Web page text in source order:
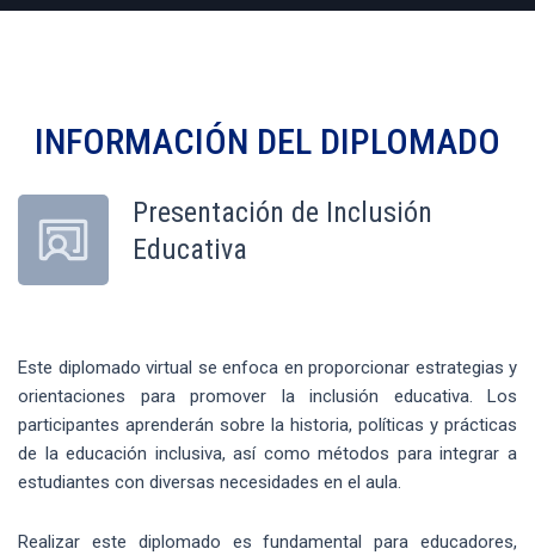
INFORMACIÓN DEL DIPLOMADO
Presentación de Inclusión
Educativa
Este diplomado virtual se enfoca en proporcionar estrategias y
orientaciones para promover la inclusión educativa. Los
participantes aprenderán sobre la historia, políticas y prácticas
de la educación inclusiva, así como métodos para integrar a
estudiantes con diversas necesidades en el aula.
Realizar este diplomado es fundamental para educadores,